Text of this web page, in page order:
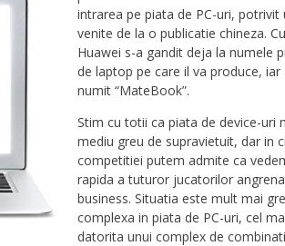
intrarea pe piata de PC-uri, potrivit
venite de la o publicatie chineza.
Huawei s-a gandit deja la numele
de laptop pe care il va produce, iar
numit “MateBook”.
Stim cu totii ca piata de device-uri
mediu greu de supravietuit, dar in
competitiei putem admite ca
rapida a tuturor jucatorilor
business. Situatia este mult mai
complexa in piata de PC-uri, cel
datorita unui complex de